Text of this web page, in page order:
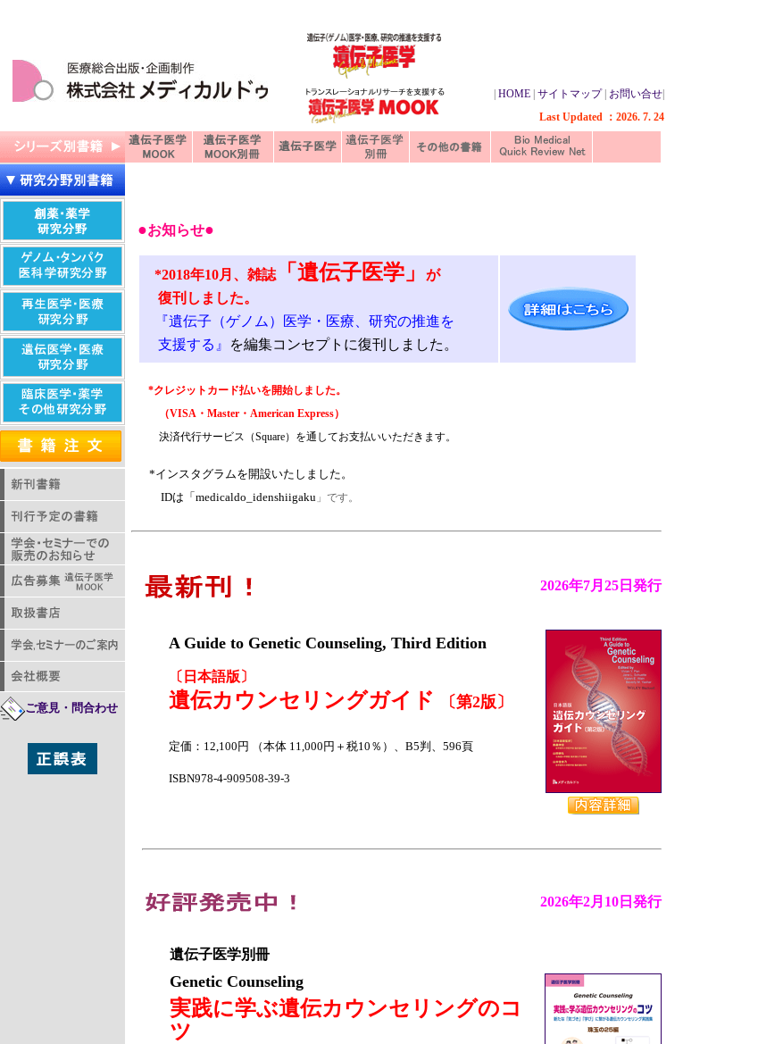
HOME サイトマップ| お問い合せ
Last Updated ：2026. 7. 24
ご意見・問合わせ
●お知らせ●
*2018年10月、雑誌 「遺伝子医学」
が
復刊しました。
『遺伝子（ゲノム）医学・医療、研究の推進を
支援する』
を編集コンセプトに復刊しました。
*クレジットカード払いを開始しました。
（VISA・Master・American Express）
決済代行サービス（Square）を通してお支払いいただきます。
*インスタグラムを開設いたしました。
IDは「medicaldo_idenshiigaku 」です。
2026年7月25日発行
A Guide to Genetic Counseling, Third Edition
〔日本語版〕
遺伝カウンセリングガイド 〔第2版〕
定価：12,100円 （本体 11,000円＋税10％）、B5判、596頁
ISBN978-4-909508-39-3
2026年2月10日発行
遺伝子医学別冊
Genetic Counseling
実践に学ぶ遺伝カウンセリングのコ
ツ